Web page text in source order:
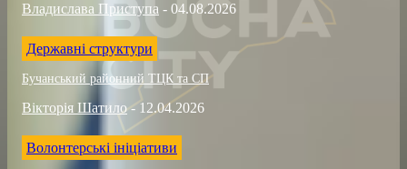
Владислава Приступа - 04.08.2026
Державні структури
Бучанський районний ТЦК та СП
Вікторія Шатило - 12.04.2026
Волонтерські ініціативи